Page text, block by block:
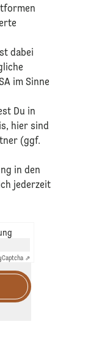
dabei
im Sinne
Du in
, hier sind
(ggf.
in den
jederzeit
Captcha ⇗